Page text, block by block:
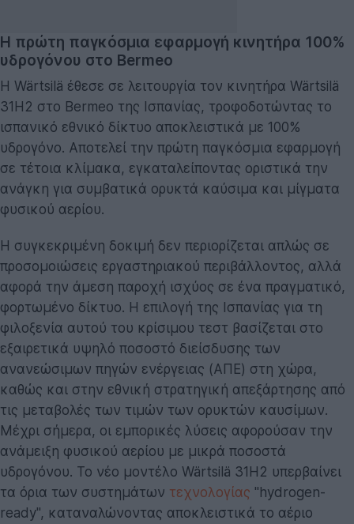
Η πρώτη παγκόσμια εφαρμογή κινητήρα 100%
υδρογόνου στο Bermeo
Η Wärtsilä έθεσε σε λειτουργία τον κινητήρα Wärtsilä
31H2 στο Bermeo της Ισπανίας, τροφοδοτώντας το
ισπανικό εθνικό δίκτυο αποκλειστικά με 100%
υδρογόνο. Αποτελεί την πρώτη παγκόσμια εφαρμογή
σε τέτοια κλίμακα, εγκαταλείποντας οριστικά την
ανάγκη για συμβατικά ορυκτά καύσιμα και μίγματα
φυσικού αερίου.
Η συγκεκριμένη δοκιμή δεν περιορίζεται απλώς σε
προσομοιώσεις εργαστηριακού περιβάλλοντος, αλλά
αφορά την άμεση παροχή ισχύος σε ένα πραγματικό,
φορτωμένο δίκτυο. Η επιλογή της Ισπανίας για τη
φιλοξενία αυτού του κρίσιμου τεστ βασίζεται στο
εξαιρετικά υψηλό ποσοστό διείσδυσης των
ανανεώσιμων πηγών ενέργειας (ΑΠΕ) στη χώρα,
καθώς και στην εθνική στρατηγική απεξάρτησης από
τις μεταβολές των τιμών των ορυκτών καυσίμων.
Μέχρι σήμερα, οι εμπορικές λύσεις αφορούσαν την
ανάμειξη φυσικού αερίου με μικρά ποσοστά
υδρογόνου. Το νέο μοντέλο Wärtsilä 31H2 υπερβαίνει
τα όρια των συστημάτων τεχνολογίας "hydrogen-
ready", καταναλώνοντας αποκλειστικά το αέριο